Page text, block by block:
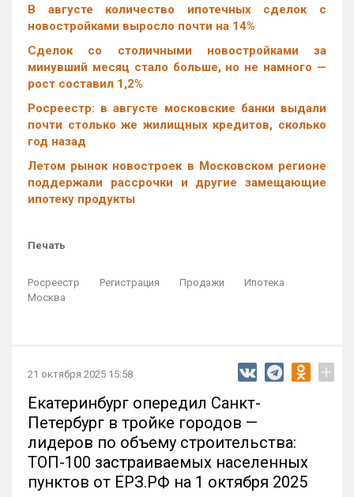
В августе количество ипотечных сделок с
новостройками выросло почти на 14%
Cделок со столичными новостройками за
минувший месяц стало больше, но не намного —
рост составил 1,2%
Росреестр: в августе московские банки выдали
почти столько же жилищных кредитов, сколько
год назад
Летом рынок новостроек в Московском регионе
поддержали рассрочки и другие замещающие
ипотеку продукты
Печать
Росреестр Регистрация Продажи
Ипотека
Москва
21 октября 2025 15:58 +
Екатеринбург опередил Санкт-
Петербург в тройке городов —
лидеров по объему строительства:
ТОП-100 застраиваемых населенных
пунктов от ЕРЗ.РФ на 1 октября 2025